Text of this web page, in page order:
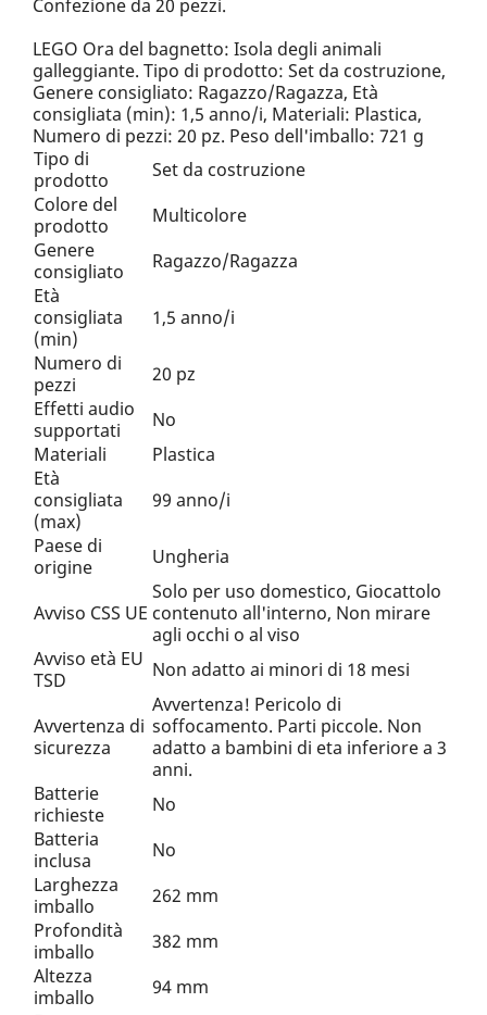
Confezione da 20 pezzi.
LEGO Ora del bagnetto: Isola degli animali
galleggiante. Tipo di prodotto: Set da costruzione,
Genere consigliato: Ragazzo/Ragazza, Età
consigliata (min): 1,5 anno/i, Materiali: Plastica,
Numero di pezzi: 20 pz. Peso dell'imballo: 721 g
Tipo di
prodotto
Set da costruzione
Colore del
prodotto
Multicolore
Genere
consigliato
Ragazzo/Ragazza
Età
consigliata
(min)
1,5 anno/i
Numero di
pezzi
20 pz
Effetti audio
supportati
No
Materiali
Plastica
Età
consigliata
(max)
99 anno/i
Paese di
origine
Ungheria
Avviso CSS UE
Solo per uso domestico, Giocattolo
contenuto all'interno, Non mirare
agli occhi o al viso
Avviso età EU
TSD
Non adatto ai minori di 18 mesi
Avvertenza di
sicurezza
Avvertenza! Pericolo di
soffocamento. Parti piccole. Non
adatto a bambini di eta inferiore a 3
anni.
Batterie
richieste
No
Batteria
inclusa
No
Larghezza
imballo
262 mm
Profondità
imballo
382 mm
Altezza
imballo
94 mm